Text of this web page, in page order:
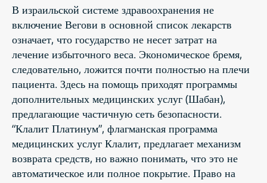
В израильской системе здравоохранения не
включение Вегови в основной список лекарств
означает, что государство не несет затрат на
лечение избыточного веса. Экономическое бремя,
следовательно, ложится почти полностью на плечи
пациента. Здесь на помощь приходят программы
дополнительных медицинских услуг (Шабан),
предлагающие частичную сеть безопасности.
“Клалит Платинум”, флагманская программа
медицинских услуг Клалит, предлагает механизм
возврата средств, но важно понимать, что это не
автоматическое или полное покрытие. Право на